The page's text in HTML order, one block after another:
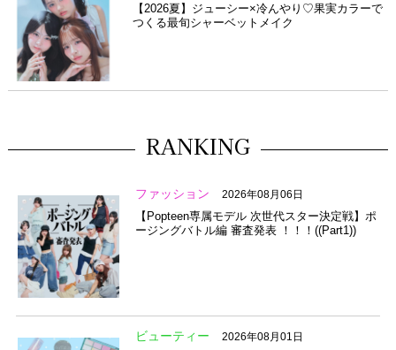
【2026夏】ジューシー×冷んやり♡果実カラーで
つくる最旬シャーベットメイク
RANKING
ファッション 2026年08月06日
【Popteen専属モデル 次世代スター決定戦】ポ
ージングバトル編 審査発表 ！！！((Part1))
ビューティー 2026年08月01日